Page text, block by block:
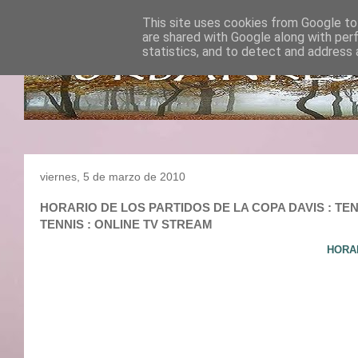
viernes, 5 de marzo de 2010
HORARIO DE LOS PARTIDOS DE LA COPA DAVIS :
TENNIS : ONLINE TV STREAM
This site uses cookies from Google
are shared with Google along with
statistics, and to detect and address